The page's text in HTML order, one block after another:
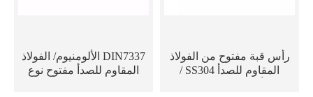
رأس قبة مفتوح من الفولاذ
المقاوم للصدأ SS304 /
DIN7337 الألومنيوم/ الفولاذ
المقاوم للصدأ مفتوح نوع